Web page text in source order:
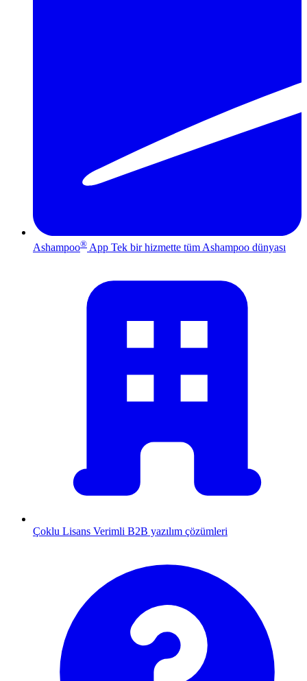
Ashampoo® App Tek bir hizmette tüm Ashampoo dünyası
Çoklu Lisans Verimli B2B yazılım çözümleri